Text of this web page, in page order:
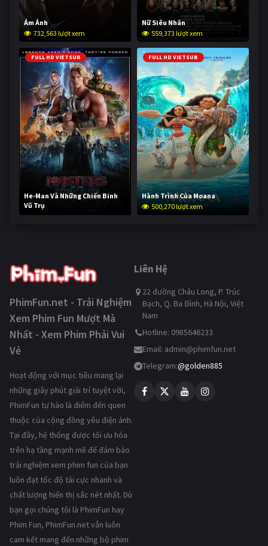
Ám Ảnh
732,563 lượt xem
Nữ Siêu Nhân
559,373 lượt xem
FULL HD VIETSUB
He-Man Và Những Chiến Binh
Vũ Trụ
249,836 lượt xem
FULL HD VIETSUB
Hành Trình Của Moana
500,270 lượt xem
PhimFun.net - Trải Nghiệm
Xem Phim Fun Mượt Mà
Nhất - Xem Phim Phải Vui
Vẻ
Hoạt động với mục tiêu mang lại
những giây phút giải trí tuyệt vời,
PhimFun tự hào là điểm đến quen
thuộc của cộng đồng yêu điện ảnh.
Tại đây, hệ thống được tối ưu hóa
trên hạ tầng mạnh mẽ để đảm bảo
trải nghiệm xem phim fun của bạn
luôn đạt tốc độ tải cực nhanh và
chất lượng hiển thị sắc nét nhất. Dù
bạn gọi chúng tôi là PhimFun hay
Phim Fun, PhimFun.net vẫn luôn
cam kết mang đến những bộ phim
Liên Hệ
22 đường Châu Long, P. Trúc
Bạch, Q. Ba Đình, Hà Nội, Việt
Nam
Hotline: 0985646233
Email: admin@phimfun.net
Telegram:@golden885